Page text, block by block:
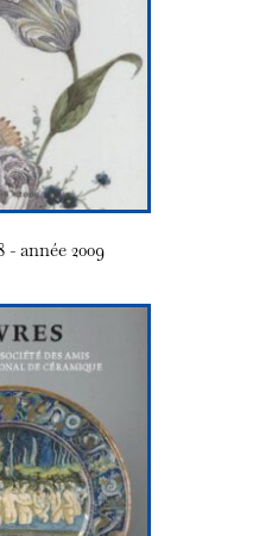
- année 2009